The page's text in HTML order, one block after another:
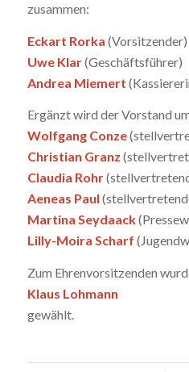
zusammen:
Eckart Rorka (Vorsitzender)
Uwe Klar(Geschäftsführer)
Andrea Miemert
Ergänzt wird der Vorstand
Wolfgang Conze
Christian Granz
Claudia Rohr
Aeneas Paul
Martina Seydaack
Lilly-Moira Scharf
Zum Ehrenvorsitzenden
Klaus Lohmann
gewählt.